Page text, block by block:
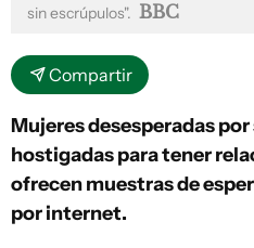
sin escrúpulos". BBC
Compartir
Mujeres desesperadas
hostigadas para tener
ofrecen muestras de
por internet.